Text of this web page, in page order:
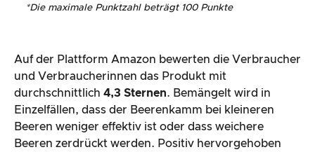
*Die maximale Punktzahl beträgt 100 Punkte
Auf der Plattform Amazon bewerten die Verbraucher
und Verbraucherinnen das Produkt mit
durchschnittlich 4,3 Sternen. Bemängelt wird in
Einzelfällen, dass der Beerenkamm bei kleineren
Beeren weniger effektiv ist oder dass weichere
Beeren zerdrückt werden. Positiv hervorgehoben